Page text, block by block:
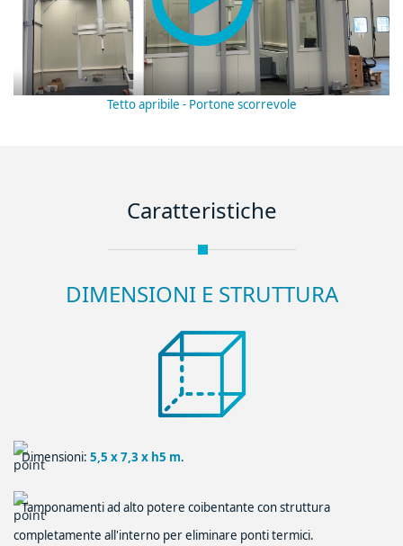
Tetto apribile - Portone scorrevole
Caratteristiche
DIMENSIONI E STRUTTURA
Dimensioni: 5,5 x 7,3 x h5 m.
Tamponamenti ad alto potere coibentante con struttura
completamente all'interno per eliminare ponti termici.